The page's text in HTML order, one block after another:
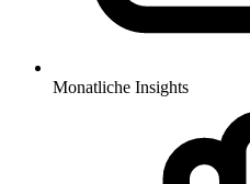
Monatliche Insights